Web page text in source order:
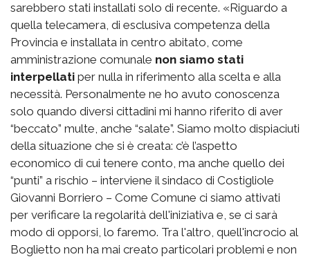
sarebbero stati installati solo di recente. «Riguardo a
quella telecamera, di esclusiva competenza della
Provincia e installata in centro abitato, come
amministrazione comunale non siamo stati
interpellati per nulla in riferimento alla scelta e alla
necessità. Personalmente ne ho avuto conoscenza
solo quando diversi cittadini mi hanno riferito di aver
“beccato” multe, anche “salate”. Siamo molto dispiaciuti
della situazione che si è creata: c’è l’aspetto
economico di cui tenere conto, ma anche quello dei
“punti” a rischio – interviene il sindaco di Costigliole
Giovanni Borriero – Come Comune ci siamo attivati
per verificare la regolarità dell'iniziativa e, se ci sarà
modo di opporsi, lo faremo. Tra l'altro, quell'incrocio al
Boglietto non ha mai creato particolari problemi e non